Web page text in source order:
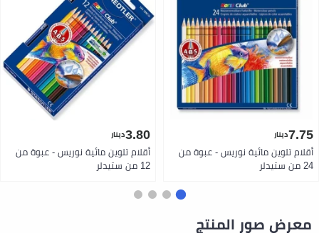
7.75دينار
أقلام تلوين مائية نوريس - عبوة من
24 من ستيدلر
3.80دينار
أقلام تلوين مائية نوريس - عبوة من
12 من ستيدلر
معرض صور المنتج